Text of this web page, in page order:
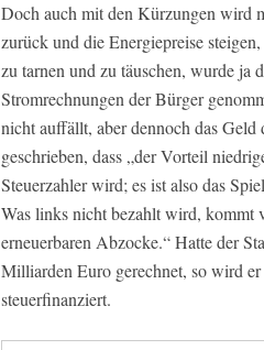
Doch auch mit den Kürzungen wird
zurück und die Energiepreise
zu tarnen und zu täuschen, wurde ja
Stromrechnungen der Bürger
nicht auffällt, aber dennoch das
geschrieben, dass „der Vorteil
Steuerzahler wird; es ist also das
Was links nicht bezahlt wird, kommt
erneuerbaren Abzocke.“ Hatte der
Milliarden Euro gerechnet, so wird
steuerfinanziert.